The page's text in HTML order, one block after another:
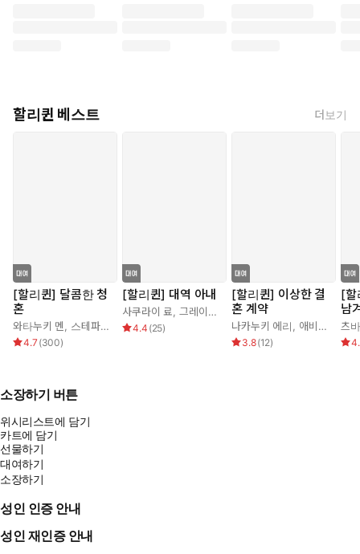
할리퀸 베스트 더보기
[할리퀸] 달콤한 청
혼
와타누키 멘 스테파니 로렌스
4.7 (300)
[할리퀸] 대역 아내
사쿠라이 료 그레이스 그린
4.4 (25)
[할리퀸] 이상한 결
혼 계약
나카누키 에리 애비 그린
3.8(12)
[할
남
츠
소장하기 버튼
위시리스트에 담기
카트에 담기
선물하기
대여하기
소장하기
성인 인증 안내
성인 재인증 안내